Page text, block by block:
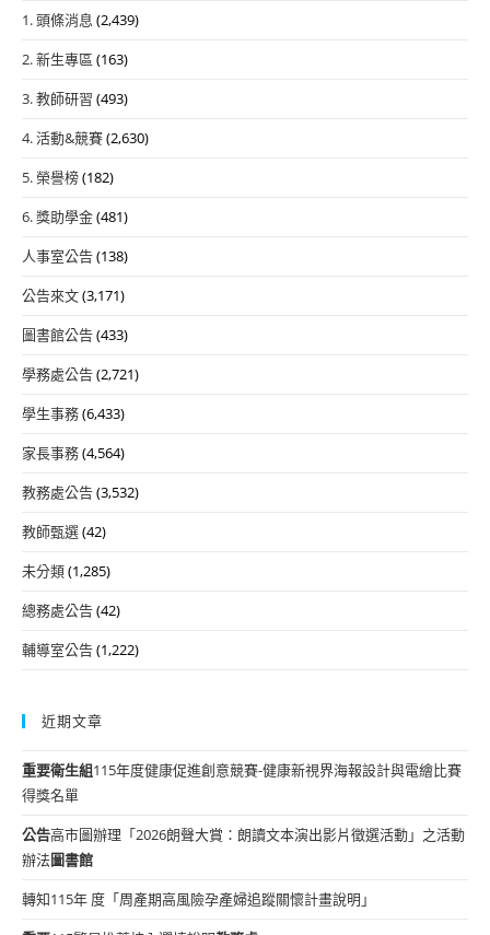
1. 頭條消息 (2,439)
2. 新生專區 (163)
3. 教師研習 (493)
4. 活動&競賽(2,630)
5. 榮譽榜(182)
6. 獎助學金(481)
人事室公告(138)
公告來文(3,171)
圖書館公告(433)
學務處公告(2,721)
學生事務(6,433)
家長事務(4,564)
教務處公告(3,532)
教師甄選(42)
未分類(1,285)
總務處公告(42)
輔導室公告(1,222)
近期文章
重要衛生組115年度健康促進創意競賽-健康新視界海報設計與電繪比賽
得獎名單
公告高市圖辦理「2026朗聲大賞：朗讀文本演出影片徵選活動」之活動
辦法圖書館
轉知115年 度「周產期高風險孕產婦追蹤關懷計畫說明」